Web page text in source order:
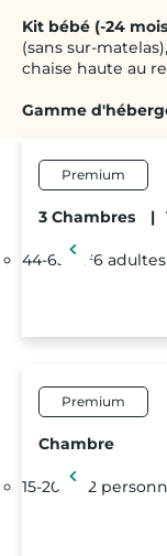
Kit bébé (-24
(sans sur-
chaise haute au
Gamme
Premium
3 Chambres |
44-63 m²6
Premium
Chambre
15-20 m² 2